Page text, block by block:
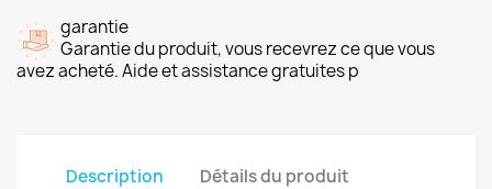
garantie
Garantie du produit, vous recevrez ce que vous
avez acheté. Aide et assistance gratuites p
Description Détails du produit